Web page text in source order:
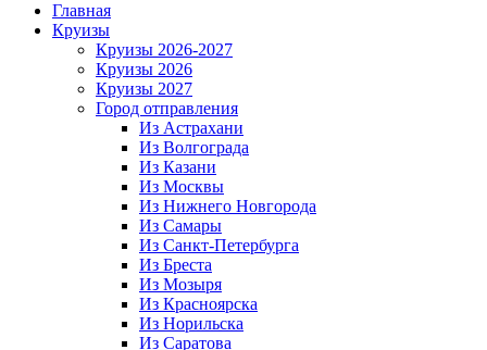
Главная
Круизы
Круизы 2026-2027
Круизы 2026
Круизы 2027
Город отправления
Из Астрахани
Из Волгограда
Из Казани
Из Москвы
Из Нижнего Новгорода
Из Самары
Из Санкт-Петербурга
Из Бреста
Из Мозыря
Из Красноярска
Из Норильска
Из Саратова